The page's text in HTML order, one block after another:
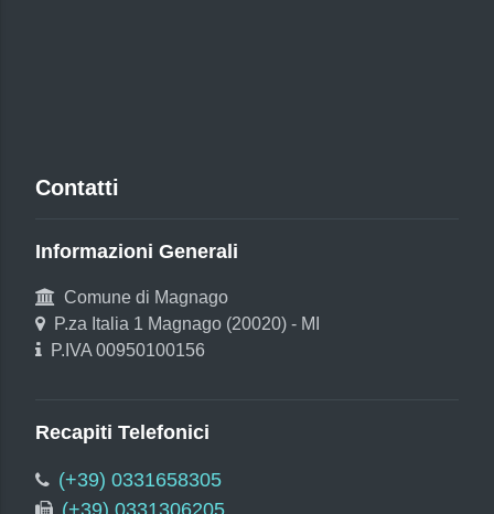
Contatti
Informazioni Generali
Comune di Magnago
P.za Italia 1 Magnago (20020) - MI
P.IVA 00950100156
Recapiti Telefonici
(+39) 0331658305
(+39) 0331306205